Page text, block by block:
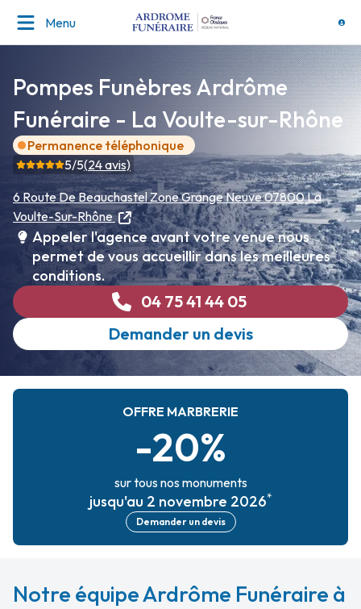
Menu
Pompes Funèbres Ardrôme
Funéraire - La Voulte-sur-Rhône
Permanence téléphonique
5/5(24avis)
6 Route De BeauchastelZone Grange Neuve07800 La
Voulte-Sur-Rhône
04 75 41 44 05
Demander un devis
Appeler l'agence avant votre venue nous
permet de vous accueillir dans les meilleures
conditions.
OFFRE MARBRERIE
-20%
sur tous nos monuments
jusqu'au 2 novembre 2026*
Demander un devis
Notre équipe Ardrôme Funéraire à